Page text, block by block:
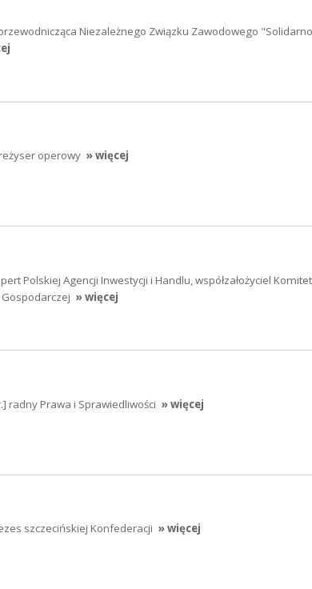
Niezależnego Związku Zawodowego
operowy » więcej
Polskiej Agencji Inwestycji i Handlu, współzałożyciel
» więcej
radny Prawa i Sprawiedliwości » więcej
szczecińskiej Konfederacji » więcej